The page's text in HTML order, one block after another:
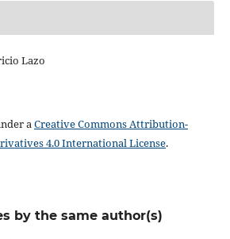
Lazo
aCreative Commons Attribution-
4.0 International License.
by the same author(s)